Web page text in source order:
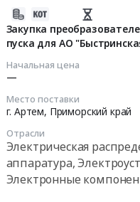
Закупка
пуска для АО
Начальная цена
—
Место поставки
г. Артем, Приморский край
Отрасли
Электрическая
аппаратура,
Электронные